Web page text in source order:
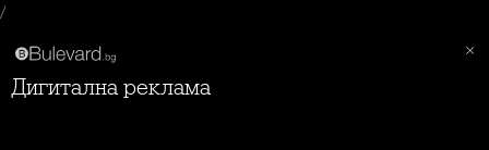
/
Дигитална реклама